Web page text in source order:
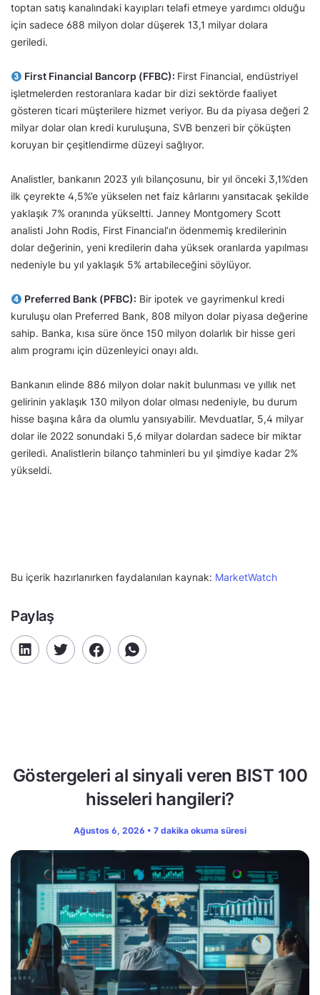
toptan satış kanalındaki kayıpları telafi etmeye yardımcı olduğu
için sadece 688 milyon dolar düşerek 13,1 milyar dolara
geriledi.
First Financial Bancorp (FFBC): First Financial, endüstriyel
işletmelerden restoranlara kadar bir dizi sektörde faaliyet
gösteren ticari müşterilere hizmet veriyor. Bu da piyasa değeri 2
milyar dolar olan kredi kuruluşuna, SVB benzeri bir çöküşten
koruyan bir çeşitlendirme düzeyi sağlıyor.
Analistler, bankanın 2023 yılı bilançosunu, bir yıl önceki 3,1%’den
ilk çeyrekte 4,5%’e yükselen net faiz kârlarını yansıtacak şekilde
yaklaşık 7% oranında yükseltti. Janney Montgomery Scott
analisti John Rodis, First Financial’ın ödenmemiş kredilerinin
dolar değerinin, yeni kredilerin daha yüksek oranlarda yapılması
nedeniyle bu yıl yaklaşık 5% artabileceğini söylüyor.
Preferred Bank (PFBC): Bir ipotek ve gayrimenkul kredi
kuruluşu olan Preferred Bank, 808 milyon dolar piyasa değerine
sahip. Banka, kısa süre önce 150 milyon dolarlık bir hisse geri
alım programı için düzenleyici onayı aldı.
Bankanın elinde 886 milyon dolar nakit bulunması ve yıllık net
gelirinin yaklaşık 130 milyon dolar olması nedeniyle, bu durum
hisse başına kâra da olumlu yansıyabilir. Mevduatlar, 5,4 milyar
dolar ile 2022 sonundaki 5,6 milyar dolardan sadece bir miktar
geriledi. Analistlerin bilanço tahminleri bu yıl şimdiye kadar 2%
yükseldi.
Bu içerik hazırlanırken faydalanılan kaynak: MarketWatch
Paylaş
Göstergeleri al sinyali veren BIST 100
hisseleri hangileri?
Ağustos 6, 2026 • 7 dakika okuma süresi